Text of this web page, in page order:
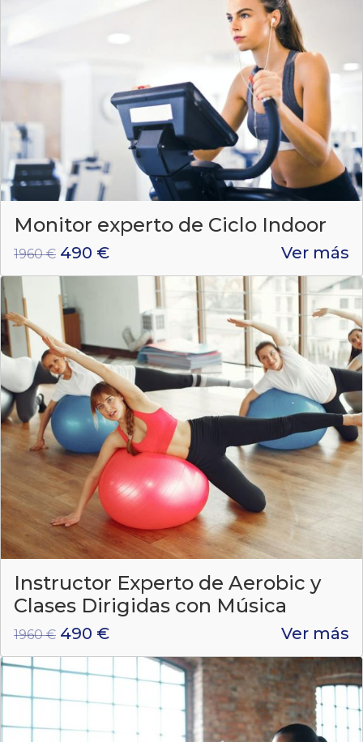
Monitor experto de Ciclo Indoor
1960 € 490 € Ver más
Instructor Experto de Aerobic y
Clases Dirigidas con Música
1960 € 490 € Ver más